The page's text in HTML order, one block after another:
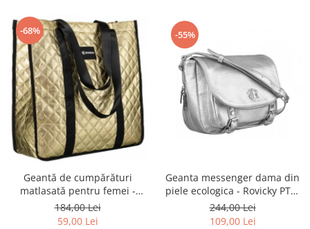
-68%
Geantă de cumpărături
matlasată pentru femei -
Rovicky PTR-RSPV-001P-5277
GOLD
184,00 Lei
59,00 Lei
-55%
Geanta messenger dama din
piele ecologica - Rovicky PTR-
R-TOR-ALE-2-3776 SIL
244,00 Lei
109,00 Lei